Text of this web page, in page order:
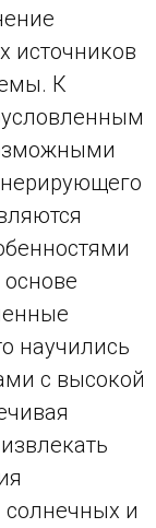
источников
К
научились
с высокой
солнечных и